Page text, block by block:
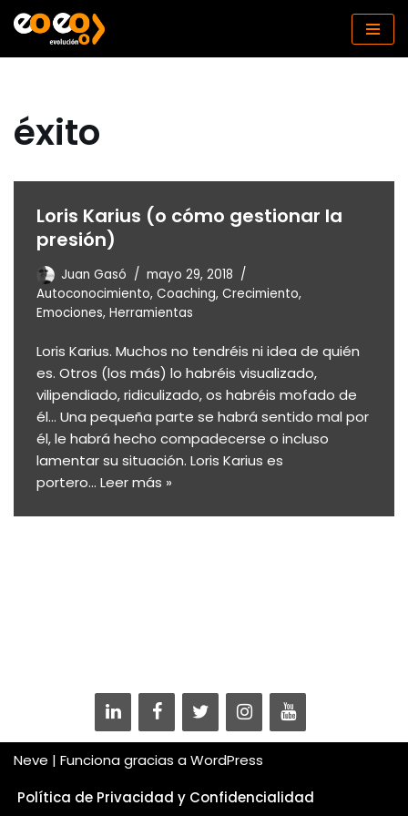
Saltar
éxito
Loris Karius (o cómo gestionar la
presión)
Juan Gasó
mayo 29, 2018
Autoconocimiento, Coaching, Crecimiento,
Emociones, Herramientas
Loris Karius. Muchos no tendréis ni idea de quién
es. Otros (los más) lo habréis visualizado,
vilipendiado, ridiculizado, os habréis mofado de
él… Una pequeña parte se habrá sentido mal por
él, le habrá hecho compadecerse o incluso
lamentar su situación. Loris Karius es
portero… Leer más »
Neve | Funciona gracias aWordPress
Política de Privacidad y Confidencialidad